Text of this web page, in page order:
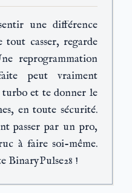
une différence
tout casser, regarde
reprogrammation
peut vraiment
et te donner le
en toute sécurité.
passer par un pro,
à faire soi-même.
BinaryPulse28 !